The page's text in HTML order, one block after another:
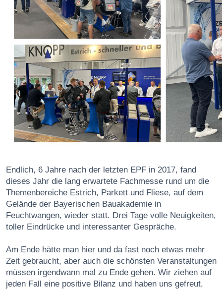
Endlich, 6 Jahre nach der letzten EPF in 2017, fand
dieses Jahr die lang erwartete Fachmesse rund um die
Themenbereiche Estrich, Parkett und Fliese, auf dem
Gelände der Bayerischen Bauakademie in
Feuchtwangen, wieder statt. Drei Tage volle Neuigkeiten,
toller Eindrücke und interessanter Gespräche.
Am Ende hätte man hier und da fast noch etwas mehr
Zeit gebraucht, aber auch die schönsten Veranstaltungen
müssen irgendwann mal zu Ende gehen. Wir ziehen auf
jeden Fall eine positive Bilanz und haben uns gefreut,